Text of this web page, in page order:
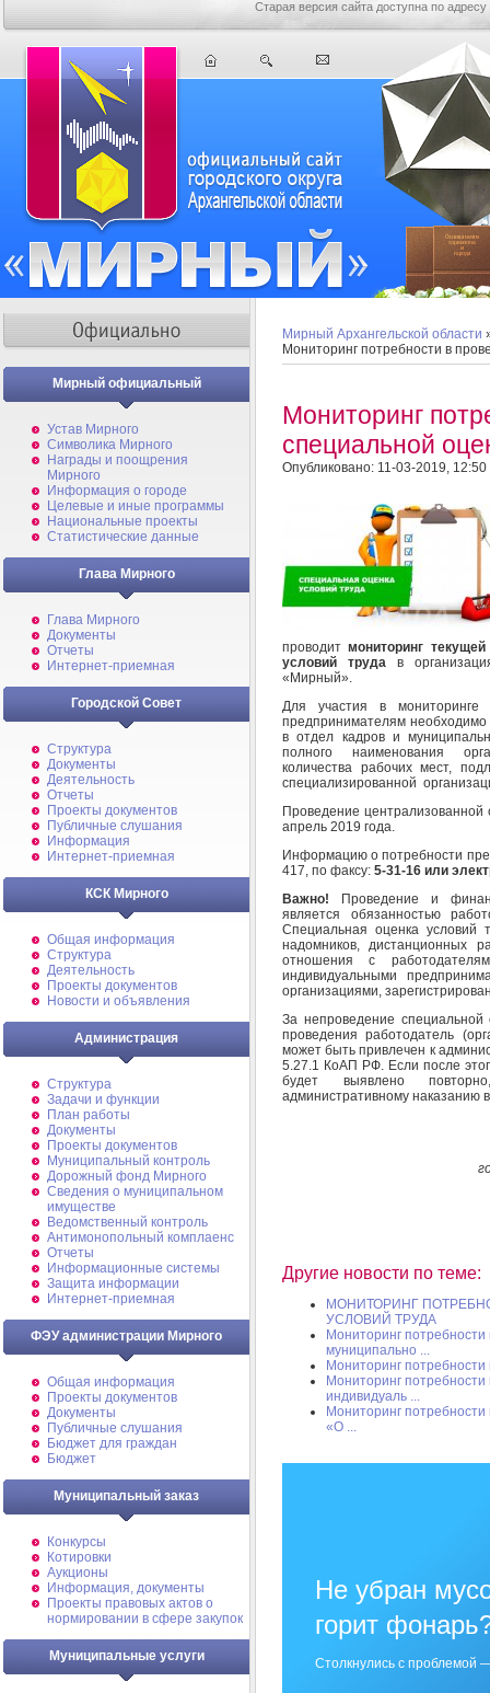
Старая версия сайта доступна по адресу
Мирный официальный
Устав Мирного
Символика Мирного
Награды и поощрения
Мирного
Информация о городе
Целевые и иные программы
Национальные проекты
Статистические данные
Глава Мирного
Глава Мирного
Документы
Отчеты
Интернет-приемная
Городской Совет
Структура
Документы
Деятельность
Отчеты
Проекты документов
Публичные слушания
Информация
Интернет-приемная
КСК Мирного
Общая информация
Структура
Деятельность
Проекты документов
Новости и объявления
Администрация
Структура
Задачи и функции
План работы
Документы
Проекты документов
Муниципальный контроль
Дорожный фонд Мирного
Cведения о муниципальном
имуществе
Ведомственный контроль
Антимонопольный комплаенс
Отчеты
Информационные системы
Защита информации
Интернет-приемная
ФЭУ администрации Мирного
Общая информация
Проекты документов
Документы
Публичные слушания
Бюджет для граждан
Бюджет
Муниципальный заказ
Конкурсы
Котировки
Аукционы
Информация, документы
Проекты правовых актов о
нормировании в сфере закупок
Муниципальные услуги
Мирный Архангельской области
Мониторинг потребности в
Мониторинг
специальной
Опубликовано: 11-03-2019, 12:50
проводитмониторинг
условий труда в
«Мирный».
Для участия в мониторинге
предпринимателям
в отдел кадров и
полного наименования
количества рабочих мест,
специализированной
Проведение централизованной
апрель 2019 года.
Информацию о потребности
417, по факсу: 5-31-16 или
Важно! Проведение и
является обязанностью
Специальная оценка условий
надомников, дистанционных
отношения с
индивидуальными
организациями,
За непроведение
проведения работодатель
может быть привлечен к
5.27.1 КоАП РФ. Если после
будет выявлено
административному наказанию
Другие новости по теме:
МОНИТОРИНГ
УСЛОВИЙ ТРУДА
Мониторинг
муниципально ...
Мониторинг
Мониторинг
индивидуаль ...
Мониторинг потребности
«О ...
Не убран
горит
Столкнулись с проблемой